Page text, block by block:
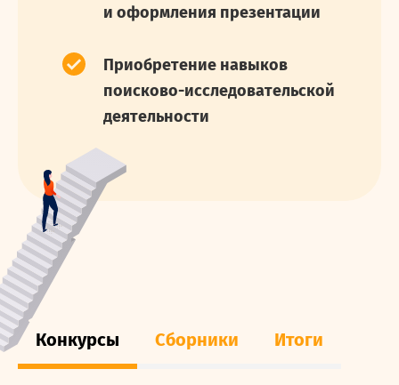
и оформления презентации
Приобретение навыков
поисково-исследовательской
деятельности
Конкурсы Сборники Итоги